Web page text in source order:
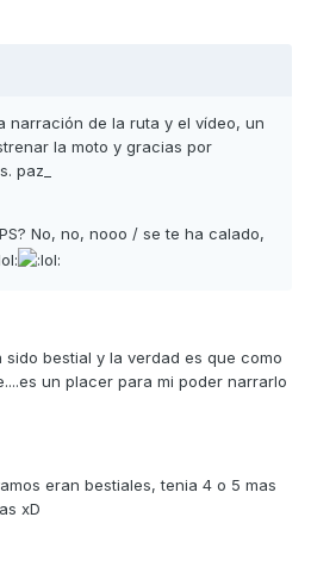
narración de la ruta y el vídeo, un
la moto y gracias por
paz_
No, no, nooo / se te ha calado,
sido bestial y la verdad es que como
un placer para mi poder narrarlo
eran bestiales, tenia 4 o 5 mas
xD